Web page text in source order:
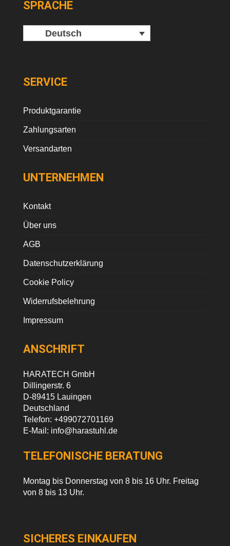
SPRACHE
Deutsch
SERVICE
Produktgarantie
Zahlungsarten
Versandarten
UNTERNEHMEN
Kontakt
Über uns
AGB
Datenschutzerklärung
Cookie Policy
Widerrufsbelehrung
Impressum
ANSCHRIFT
HARATECH GmbH
Dillingerstr. 6
D-89415 Lauingen
Deutschland
Telefon: +499072701169
E-Mail: info@harastuhl.de
TELEFONISCHE BERATUNG
Montag bis Donnerstag von 8 bis 16 Uhr. Freitag
von 8 bis 13 Uhr.
SICHERES EINKAUFEN